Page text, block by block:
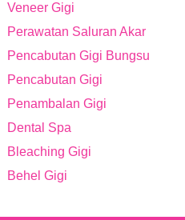
Veneer Gigi
Perawatan Saluran Akar
Pencabutan Gigi Bungsu
Pencabutan Gigi
Penambalan Gigi
Dental Spa
Bleaching Gigi
Behel Gigi